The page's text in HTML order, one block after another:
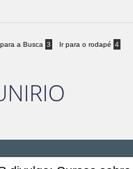
para a Busca 3 Ir para o rodapé 4